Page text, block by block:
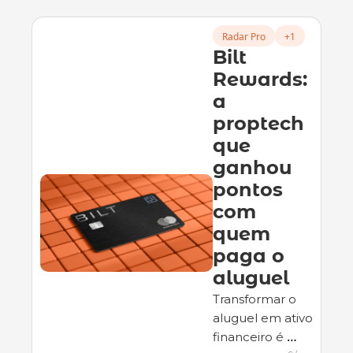
Radar Pro +1
Bilt
Rewards:
a
proptech
que
ganhou
pontos
com
quem
paga o
aluguel
Transformar o
aluguel em ativo
financeiro é